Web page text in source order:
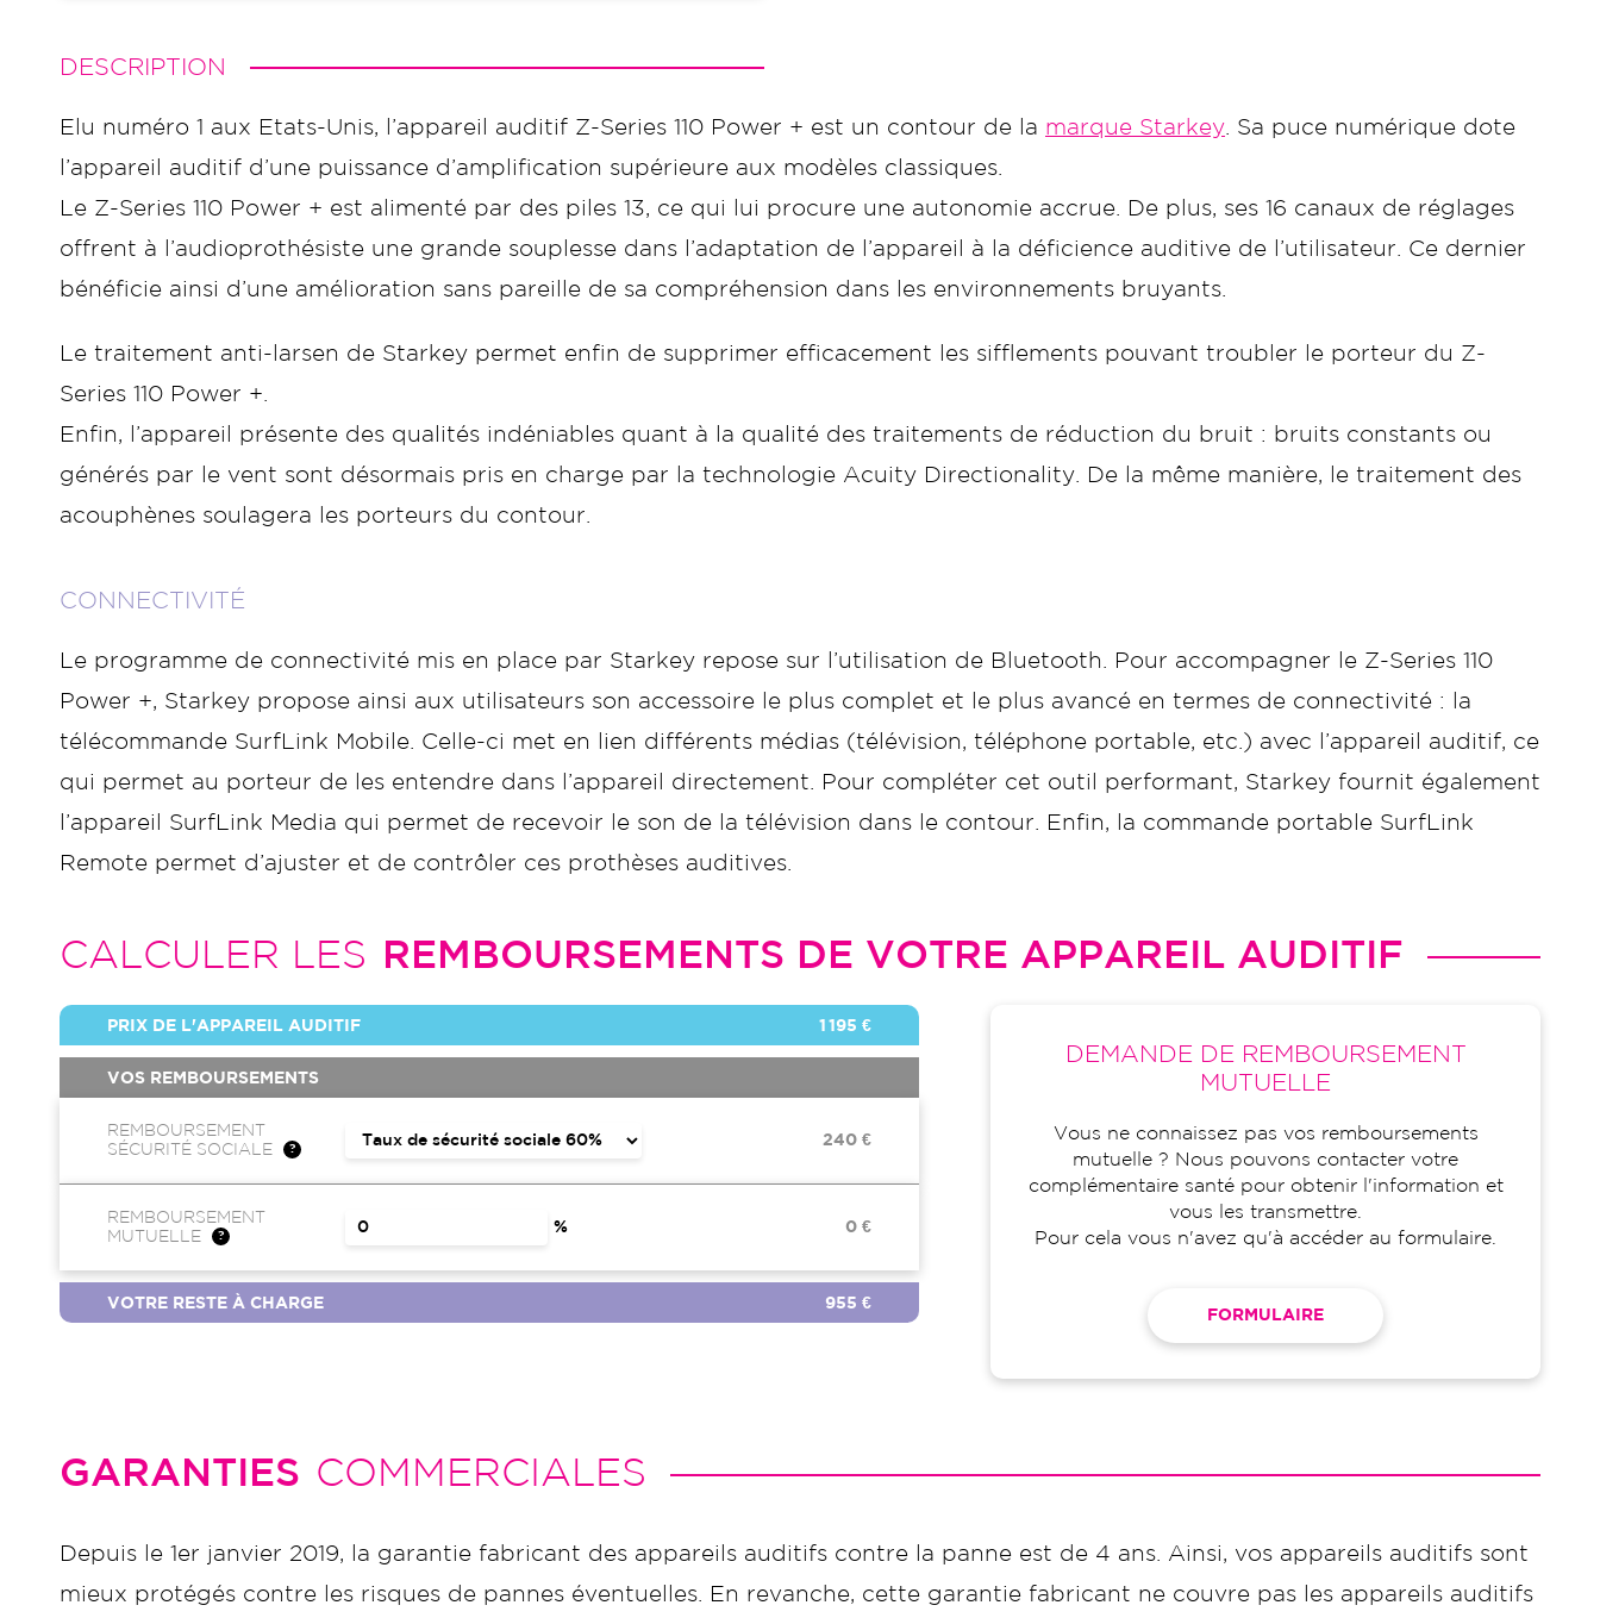
DESCRIPTION
Elu numéro 1 aux Etats-Unis, l’appareil auditif Z-Series 110 Power + est un contour de la marque Starkey . Sa puce numérique dote
l’appareil auditif d’une puissance d’amplification supérieure aux modèles classiques.
Le Z-Series 110 Power + est alimenté par des piles 13, ce qui lui procure une autonomie accrue. De plus, ses 16 canaux de réglages
offrent à l’audioprothésiste une grande souplesse dans l’adaptation de l’appareil à la déficience auditive de l’utilisateur. Ce dernier
bénéficie ainsi d’une amélioration sans pareille de sa compréhension dans les environnements bruyants.
Le traitement anti-larsen de Starkey permet enfin de supprimer efficacement les sifflements pouvant troubler le porteur du Z-
Series 110 Power +.
Enfin, l’appareil présente des qualités indéniables quant à la qualité des traitements de réduction du bruit : bruits constants ou
générés par le vent sont désormais pris en charge par la technologie Acuity Directionality. De la même manière, le traitement des
acouphènes soulagera les porteurs du contour.
CONNECTIVITÉ
Le programme de connectivité mis en place par Starkey repose sur l’utilisation de Bluetooth. Pour accompagner le Z-Series 110
Power +, Starkey propose ainsi aux utilisateurs son accessoire le plus complet et le plus avancé en termes de connectivité : la
télécommande SurfLink Mobile. Celle-ci met en lien différents médias (télévision, téléphone portable, etc.) avec l’appareil auditif, ce
qui permet au porteur de les entendre dans l’appareil directement. Pour compléter cet outil performant, Starkey fournit également
l’appareil SurfLink Media qui permet de recevoir le son de la télévision dans le contour. Enfin, la commande portable SurfLink
Remote permet d’ajuster et de contrôler ces prothèses auditives.
CALCULER LES REMBOURSEMENTS DE VOTRE APPAREIL AUDITIF
PRIX DE L'APPAREIL AUDITIF 1 195 €
VOS REMBOURSEMENTS
REMBOURSEMENT
SÉCURITÉ SOCIALE
240 €
REMBOURSEMENT
MUTUELLE
% 0 €
VOTRE RESTE À CHARGE 955 €
DEMANDE DE REMBOURSEMENT
MUTUELLE
Vous ne connaissez pas vos remboursements
mutuelle ? Nous pouvons contacter votre
complémentaire santé pour obtenir l'information et
vous les transmettre.
Pour cela vous n'avez qu'à accéder au formulaire.
FORMULAIRE
GARANTIES COMMERCIALES
Depuis le 1er janvier 2019, la garantie fabricant des appareils auditifs contre la panne est de 4 ans. Ainsi, vos appareils auditifs sont
mieux protégés contre les risques de pannes éventuelles. En revanche, cette garantie fabricant ne couvre pas les appareils auditifs